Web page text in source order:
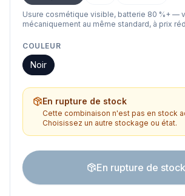
Usure cosmétique visible, batterie 80 %+ —
mécaniquement au même standard, à prix
COULEUR
Noir
En rupture de stock
Cette combinaison n'est pas en stock
Choisissez un autre stockage ou état.
En rupture de stock